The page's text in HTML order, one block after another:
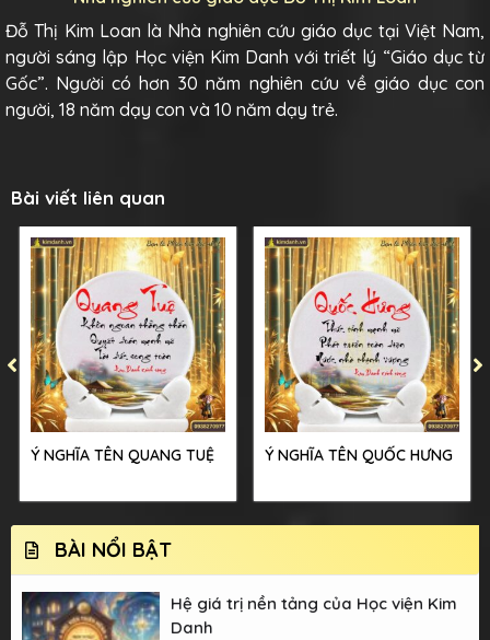
Đỗ Thị Kim Loan là Nhà nghiên cứu giáo dục tại Việt Nam,
người sáng lập Học viện Kim Danh với triết lý “Giáo dục từ
Gốc”. Người có hơn 30 năm nghiên cứu về giáo dục con
người, 18 năm dạy con và 10 năm dạy trẻ.
Bài viết liên quan
Ý NGHĨA TÊN QUANG TUỆ Ý NGHĨA TÊN QUỐC HƯNG
BÀI NỔI BẬT
Hệ giá trị nền tảng của Học viện Kim
Danh